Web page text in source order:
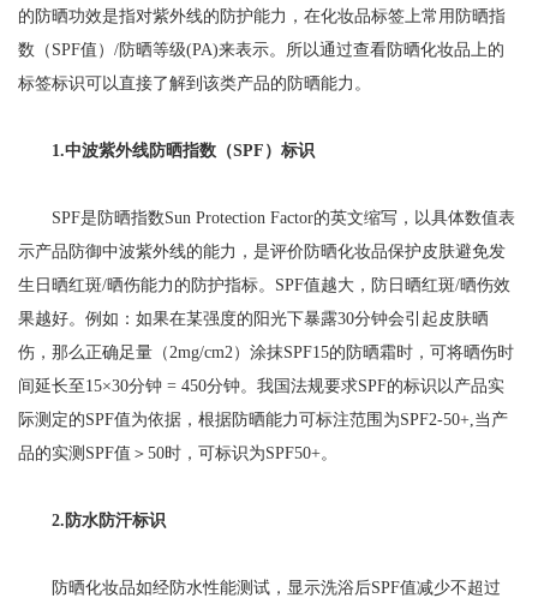
的防晒功效是指对紫外线的防护能力，在化妆品标签上常用防晒指
数（SPF值）/防晒等级(PA)来表示。所以通过查看防晒化妆品上的
标签标识可以直接了解到该类产品的防晒能力。
1.中波紫外线防晒指数（SPF）标识
SPF是防晒指数Sun Protection Factor的英文缩写，以具体数值表
示产品防御中波紫外线的能力，是评价防晒化妆品保护皮肤避免发
生日晒红斑/晒伤能力的防护指标。SPF值越大，防日晒红斑/晒伤效
果越好。例如：如果在某强度的阳光下暴露30分钟会引起皮肤晒
伤，那么正确足量（2mg/cm2）涂抹SPF15的防晒霜时，可将晒伤时
间延长至15×30分钟 = 450分钟。我国法规要求SPF的标识以产品实
际测定的SPF值为依据，根据防晒能力可标注范围为SPF2-50+,当产
品的实测SPF值＞50时，可标识为SPF50+。
2.防水防汗标识
防晒化妆品如经防水性能测试，显示洗浴后SPF值减少不超过